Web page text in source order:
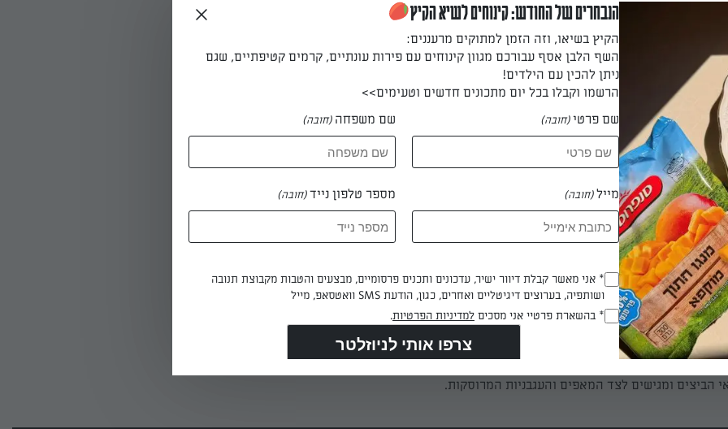
וחותכים בגלגלת פיצה לרצועות ברוחב 1 ס"מ.
אצבע גבינה בבצק העלים, מהדקים את הקצוות ומניחים על תבנית מרופדת בנייר
בתנור שחומם מראש ל־180 מעלות כ־30 דקות עד הזהבה.
דקות
הביצים ומגישים לצד המאפים והעגבניות המרוסקות.
הנבחרים של החודש: קינוחים לשיא הקיץ
הקיץ בשיאו, וזה הזמן למתוקים מרעננים:
השף הלבן אסף עבורכם מגוון קינוחים עם פירות עונתיים, קרמים קטיפתיים, שגם
ניתן להכין עם הילדים!
הרשמו וקבלו בכל יום מתכונים חדשים וטעימים>>
שם פרטי(חובה) שם משפחה (חובה)
מייל(חובה) מספר טלפון נייד(חובה)
Opt_In
(חובה)
* אני מאשר קבלת דיוור ישיר, עדכונים ותכנים פרסומיים, מבצעים והטבות מקבוצת תנובה
ושותפיה, בערוצים דיגיטליים ואחרים, כגון, הודעת SMS וואטסאפ, מייל
RegulationsApproved
* בהשארת פרטיי אני מסכים למדיניות הפרטיות.